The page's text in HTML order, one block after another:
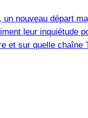
nouveau départ
leur inquiétude
et sur quelle chaîne